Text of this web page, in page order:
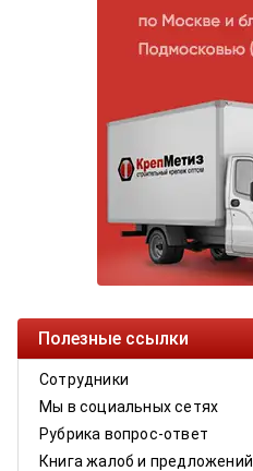
Полезные ссылки
Сотрудники
Мы в социальных сетях
Рубрика вопрос-ответ
Книга жалоб и предложений